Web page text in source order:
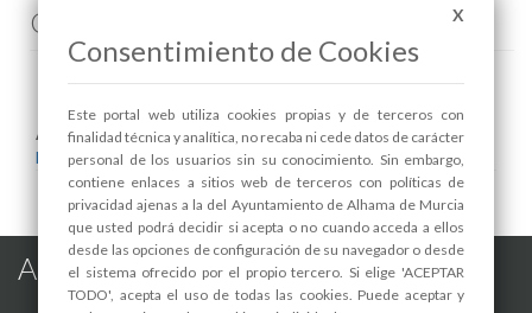
Comenta esta noticia en Facebook
Areas relacionadas:
Festejos
Alhama de Murcia en las Redes
X
Consentimiento de Cookies
Este portal web utiliza cookies propias y de terceros con
finalidad técnica y analítica, no recaba ni cede datos de carácter
personal de los usuarios sin su conocimiento. Sin embargo,
contiene enlaces a sitios web de terceros con políticas de
privacidad ajenas a la del Ayuntamiento de Alhama de Murcia
que usted podrá decidir si acepta o no cuando acceda a ellos
desde las opciones de configuración de su navegador o desde
el sistema ofrecido por el propio tercero. Si elige 'ACEPTAR
TODO', acepta el uso de todas las cookies. Puede aceptar y